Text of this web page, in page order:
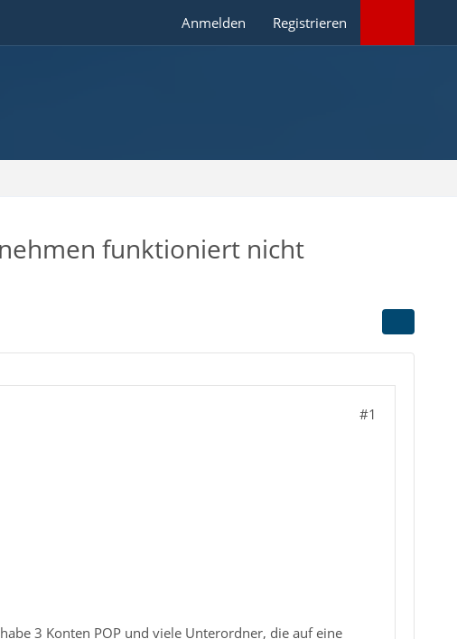
Anmelden Registrieren
funktioniert nicht
#1
3 Konten POP und viele Unterordner, die auf eine